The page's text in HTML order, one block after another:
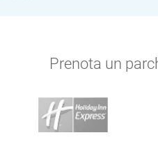
Prenota un